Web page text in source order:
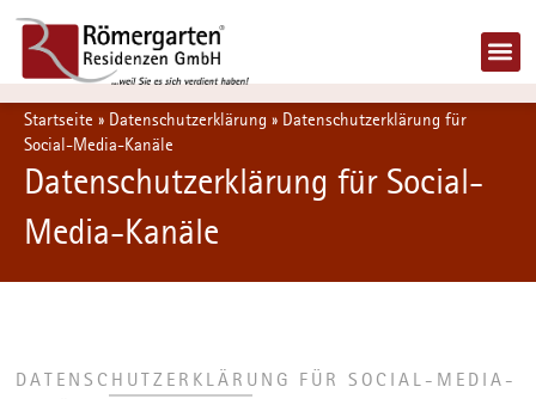
Startseite » Datenschutzerklärung » Datenschutzerklärung für
Social-Media-Kanäle
Datenschutzerklärung für Social-
Media-Kanäle
DATENSCHUTZERKLÄRUNG FÜR SOCIAL-MEDIA-